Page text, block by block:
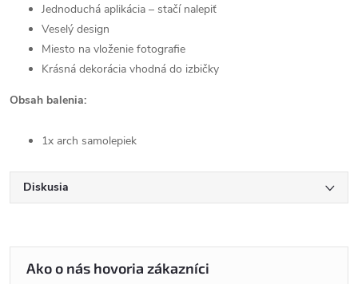
Jednoduchá aplikácia – stačí nalepiť
Veselý design
Miesto na vloženie fotografie
Krásná dekorácia vhodná do izbičky
Obsah balenia:
1x arch samolepiek
Diskusia